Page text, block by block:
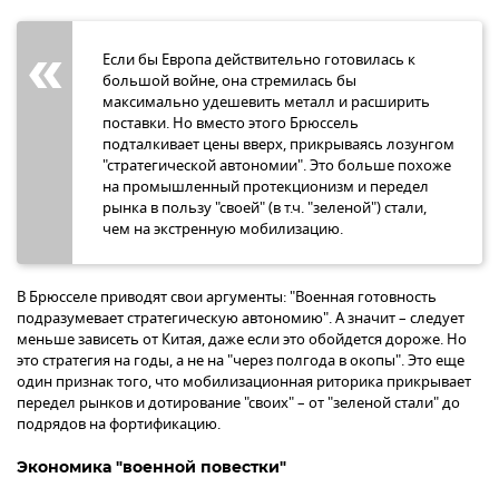
Если бы Европа действительно готовилась к
большой войне, она стремилась бы
максимально удешевить металл и расширить
поставки. Но вместо этого Брюссель
подталкивает цены вверх, прикрываясь лозунгом
"стратегической автономии". Это больше похоже
на промышленный протекционизм и передел
рынка в пользу "своей" (в т.ч. "зеленой") стали,
чем на экстренную мобилизацию.
В Брюсселе приводят свои аргументы: "Военная готовность
подразумевает стратегическую автономию". А значит – следует
меньше зависеть от Китая, даже если это обойдется дороже. Но
это стратегия на годы, а не на "через полгода в окопы". Это еще
один признак того, что мобилизационная риторика прикрывает
передел рынков и дотирование "своих" – от "зеленой стали" до
подрядов на фортификацию.
Экономика "военной повестки"